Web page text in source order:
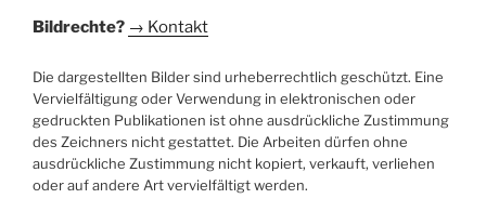
Bildrechte? → Kontakt
Die dargestellten Bilder sind urheberrechtlich geschützt. Eine
Vervielfältigung oder Verwendung in elektronischen oder
gedruckten Publikationen ist ohne ausdrückliche Zustimmung
des Zeichners nicht gestattet. Die Arbeiten dürfen ohne
ausdrückliche Zustimmung nicht kopiert, verkauft, verliehen
oder auf andere Art vervielfältigt werden.